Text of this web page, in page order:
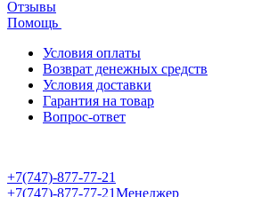
Отзывы
Помощь
Условия оплаты
Возврат денежных средств
Условия доставки
Гарантия на товар
Вопрос-ответ
+7(747)-877-77-21
+7(747)-877-77-21Менеджер